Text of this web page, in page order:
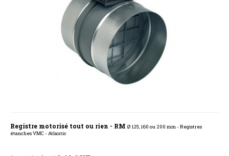
Registre motorisé tout ou rien - RM Ø 125, 160 ou 200 mm - Registres
étanches VMC - Atlantic